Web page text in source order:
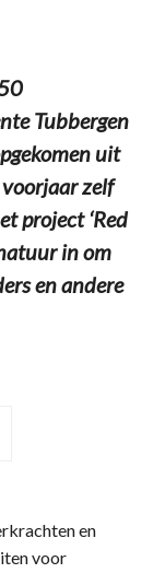
Tubbergen
uit
zelf
project ‘Red
in om
en andere
en
voor